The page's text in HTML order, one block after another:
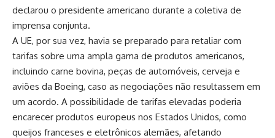
declarou o presidente americano durante a coletiva de
imprensa conjunta.
A UE, por sua vez, havia se preparado para retaliar com
tarifas sobre uma ampla gama de produtos americanos,
incluindo carne bovina, peças de automóveis, cerveja e
aviões da Boeing, caso as negociações não resultassem em
um acordo. A possibilidade de tarifas elevadas poderia
encarecer produtos europeus nos Estados Unidos, como
queijos franceses e eletrônicos alemães, afetando